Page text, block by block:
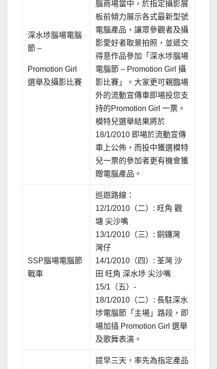
深水埗腦場電腦
節 –
Promotion Girl
選舉及攝影比賽
腦商場當中，於指定攝影展
板前傾力展示各式最新型號
電腦產品，讓眾參觀者及攝
影愛好者取景拍照，並遞交
得意作品參加「深水埗腦場
電腦節 – Promotion Girl 攝
影比賽」。大家更可親臨場
外的流動宣傳車即場投您支
持的Promotion Girl 一票。
模特兒選舉結果將於
18/1/2010 即場於流動宣傳
車上公佈，而投中獲選模特
兒一票的參加者更有機會獲
贈電腦產品。
SSP腦場電腦節
戰車
巡遊路線：
12/1/2010（二）: 旺角 觀
塘 尖沙嘴
13/1/2010（三）: 銅鑼灣
灣仔
14/1/2010（四）: 荃灣 沙
田 旺角 深水埗 尖沙嘴
15/1（五）-
18/1/2010（二）: 長駐深水
埗電腦節「主場」路段，即
場加插 Promotion Girl 選舉
及歌舞表演。
提早三天，率先為指定產品